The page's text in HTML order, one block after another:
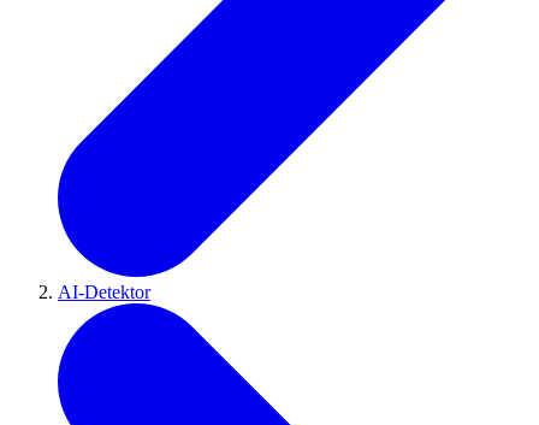
AI-Detektor